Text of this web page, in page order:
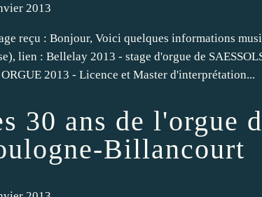
2013
reçu : Bonjour, Voici quelques informations
lien : Bellelay 2013 - stage d'orgue de
ORGUE 2013 - Licence et Master d'interprétation...
30 ans de l'orgue
Billancourt